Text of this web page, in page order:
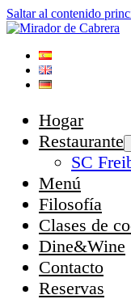
Saltar al contenido
Hogar
Restaurante
SC
Menú
Filosofía
Clases de
Dine&Wine
Contacto
Reservas